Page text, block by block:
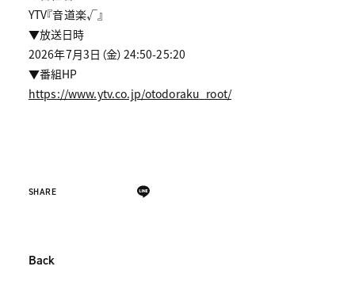
YTV『音道楽√』
▼放送日時
2026年7月3日（金）24:50-25:20
▼番組HP
https://www.ytv.co.jp/otodoraku_root/
SHARE
Back